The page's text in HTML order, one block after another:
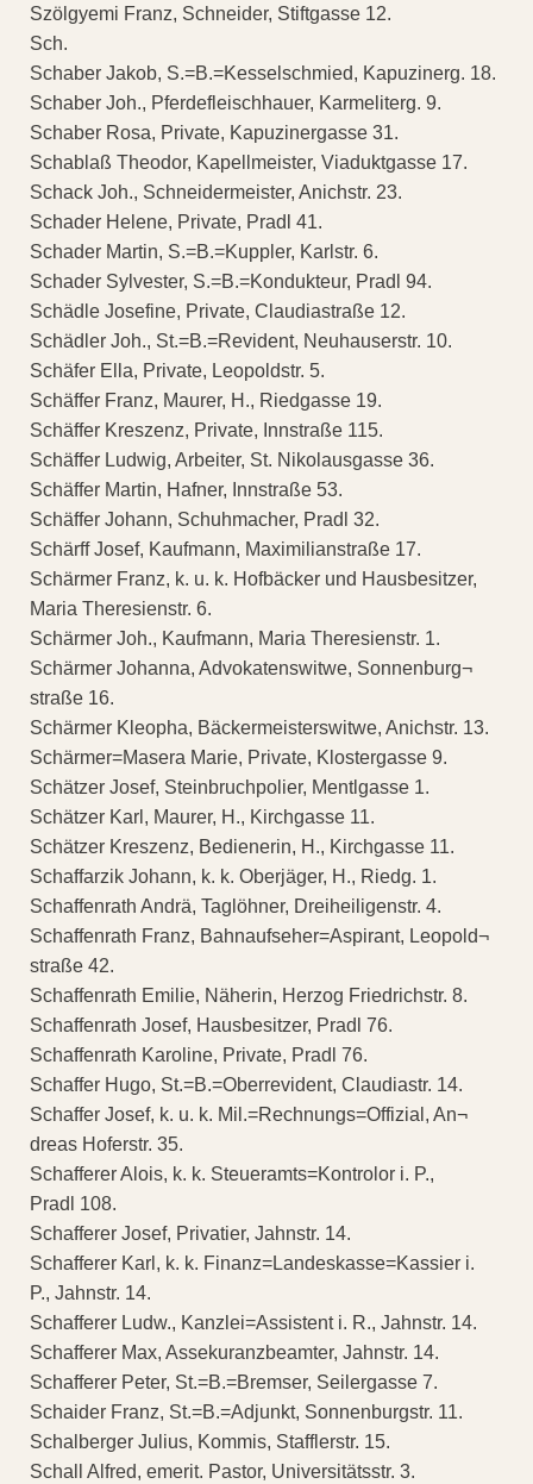
Szölgyemi Franz, Schneider, Stiftgasse 12.
Sch.
Schaber Jakob, S.=B.=Kesselschmied, Kapuzinerg. 18.
Schaber Joh., Pferdefleischhauer, Karmeliterg. 9.
Schaber Rosa, Private, Kapuzinergasse 31.
Schablaß Theodor, Kapellmeister, Viaduktgasse 17.
Schack Joh., Schneidermeister, Anichstr. 23.
Schader Helene, Private, Pradl 41.
Schader Martin, S.=B.=Kuppler, Karlstr. 6.
Schader Sylvester, S.=B.=Kondukteur, Pradl 94.
Schädle Josefine, Private, Claudiastraße 12.
Schädler Joh., St.=B.=Revident, Neuhauserstr. 10.
Schäfer Ella, Private, Leopoldstr. 5.
Schäffer Franz, Maurer, H., Riedgasse 19.
Schäffer Kreszenz, Private, Innstraße 115.
Schäffer Ludwig, Arbeiter, St. Nikolausgasse 36.
Schäffer Martin, Hafner, Innstraße 53.
Schäffer Johann, Schuhmacher, Pradl 32.
Schärff Josef, Kaufmann, Maximilianstraße 17.
Schärmer Franz, k. u. k. Hofbäcker und Hausbesitzer,
Maria Theresienstr. 6.
Schärmer Joh., Kaufmann, Maria Theresienstr. 1.
Schärmer Johanna, Advokatenswitwe, Sonnenburg¬
straße 16.
Schärmer Kleopha, Bäckermeisterswitwe, Anichstr. 13.
Schärmer=Masera Marie, Private, Klostergasse 9.
Schätzer Josef, Steinbruchpolier, Mentlgasse 1.
Schätzer Karl, Maurer, H., Kirchgasse 11.
Schätzer Kreszenz, Bedienerin, H., Kirchgasse 11.
Schaffarzik Johann, k. k. Oberjäger, H., Riedg. 1.
Schaffenrath Andrä, Taglöhner, Dreiheiligenstr. 4.
Schaffenrath Franz, Bahnaufseher=Aspirant, Leopold¬
straße 42.
Schaffenrath Emilie, Näherin, Herzog Friedrichstr. 8.
Schaffenrath Josef, Hausbesitzer, Pradl 76.
Schaffenrath Karoline, Private, Pradl 76.
Schaffer Hugo, St.=B.=Oberrevident, Claudiastr. 14.
Schaffer Josef, k. u. k. Mil.=Rechnungs=Offizial, An¬
dreas Hoferstr. 35.
Schafferer Alois, k. k. Steueramts=Kontrolor i. P.,
Pradl 108.
Schafferer Josef, Privatier, Jahnstr. 14.
Schafferer Karl, k. k. Finanz=Landeskasse=Kassier i.
P., Jahnstr. 14.
Schafferer Ludw., Kanzlei=Assistent i. R., Jahnstr. 14.
Schafferer Max, Assekuranzbeamter, Jahnstr. 14.
Schafferer Peter, St.=B.=Bremser, Seilergasse 7.
Schaider Franz, St.=B.=Adjunkt, Sonnenburgstr. 11.
Schalberger Julius, Kommis, Stafflerstr. 15.
Schall Alfred, emerit. Pastor, Universitätsstr. 3.